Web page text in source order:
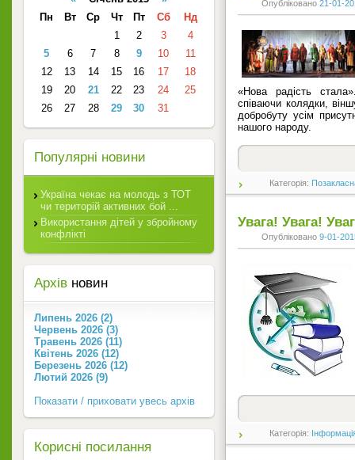
Опубліковано 21-01-
«Нова радість
співаючи колядки,
добробуту усім
нашого народу.
Категорія:
Увага! Увага!
Опубліковано 9-01-
Категорія:
Пн
Вт Ср Чт Пт Сб
Нд
1
2 3
4
5
6 7 8 9 10
11
12
13 14 15 16 17
18
19
20 21 22 23 24
25
26
27 28 29 30 31
Популярні новини
Україна чекає на молодь з ТОТ
чи територій активних бой ...
Використання дітей у збройному
конфлікті
Архів новин
Липень 2026 (2)
Червень 2026 (3)
Травень 2026 (11)
Квітень 2026 (12)
Березень 2026 (12)
Лютий 2026 (9)
Показати / приховати увесь архів
Корисні посилання